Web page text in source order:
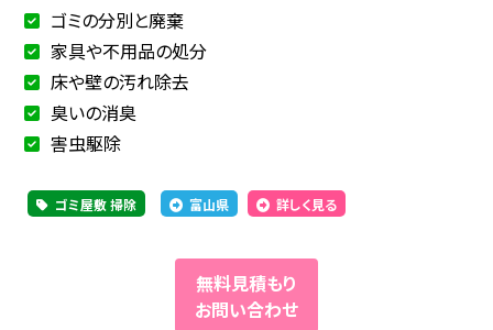
ゴミの分別と廃棄
家具や不用品の処分
床や壁の汚れ除去
臭いの消臭
害虫駆除
ゴミ屋敷 掃除 富山県 詳しく見る
無料見積もり
お問い合わせ